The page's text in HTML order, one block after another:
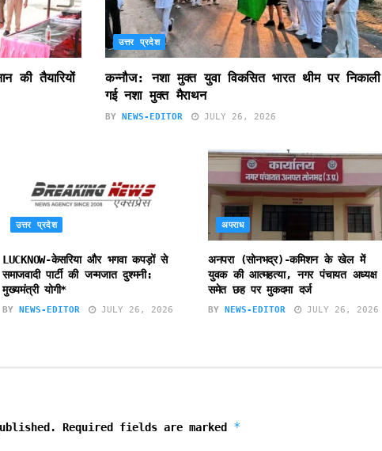
की तैयारियों
उत्तर प्रदेश
कन्नौज: नशा मुक्त युवा विकसित भारत थीम पर निकाली
गई नशा मुक्त मैराथन
BY NEWS-EDITOR JULY 26, 2026
उत्तर प्रदेश
LUCKNOW-केसरिया और भगवा कपड़ों से
समाजवादी पार्टी की जन्मजात दुश्मनी:
मुख्यमंत्री योगी*
BY NEWS-EDITOR JULY 26, 2026
अपराध
अनपरा (सोनभद्र)-कमिशन के खेल में
युवक की आत्महत्या, नगर पंचायत अध्यक्ष
समेत छह पर मुकदमा दर्ज
BY NEWS-EDITOR JULY 26, 2026
Required fields are marked *